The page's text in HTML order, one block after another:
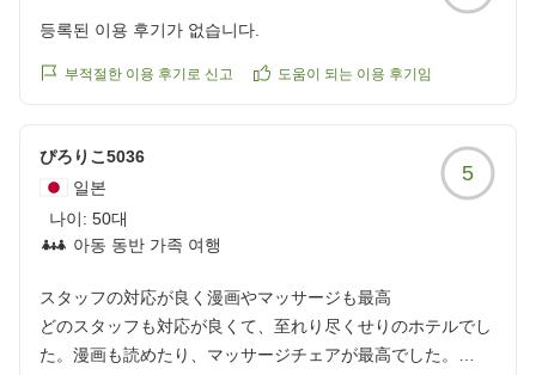
등록된 이용 후기가 없습니다.
부적절한 이용 후기로 신고 도움이 되는 이용 후기임
ぴろりこ5036
일본
나이: 50대
아동 동반 가족 여행
5
スタッフの対応が良く漫画やマッサージも最高
どのスタッフも対応が良くて、至れり尽くせりのホテルでし
た。漫画も読めたり、マッサージチェアが最高でした。